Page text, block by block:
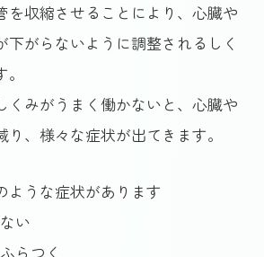
を収縮させることにより、心臓や
下がらないように調整されるしく
くみがうまく働かないと、心臓や
、様々な症状が出てきます。
ような症状があります
い
らつく